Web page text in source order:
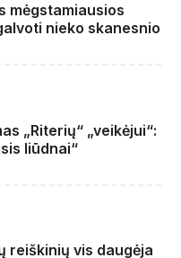
mėgstamiausios
nieko skanesnio
„Riterių“ „veikėjui“:
liūdnai“
reiškinių vis daugėja